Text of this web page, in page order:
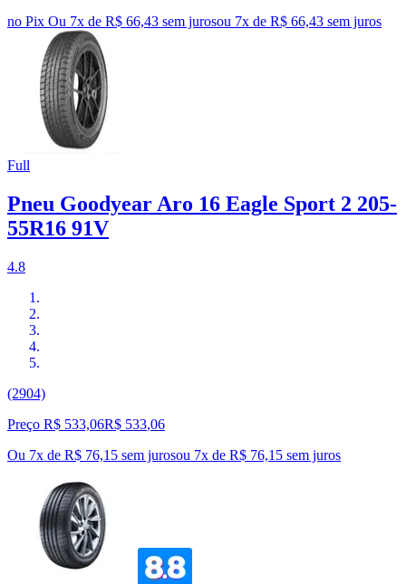
no Pix Ou 7x de R$ 66,43 sem jurosou 7x de R$ 66,43 sem juros
Full
Pneu Goodyear Aro 16 Eagle Sport 2 205-
55R16 91V
4.8
(2904)
Preço R$ 533,06R$ 533,06
Ou 7x de R$ 76,15 sem jurosou 7x de R$ 76,15 sem juros